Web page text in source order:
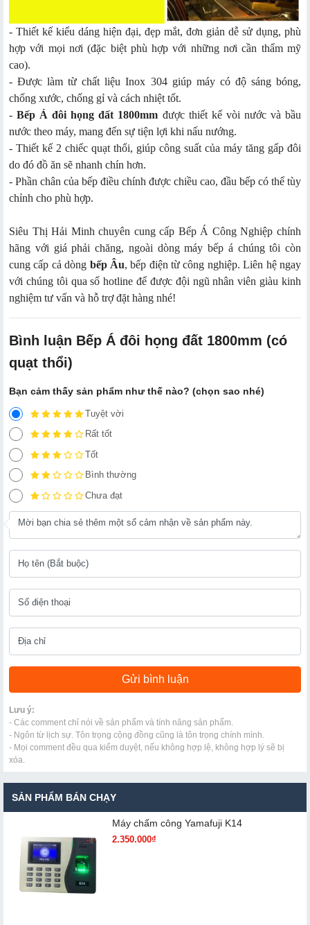
- Thiết kế kiểu dáng hiện đại, đẹp mắt, đơn giản dễ sử dụng, phù
hợp với mọi nơi (đặc biệt phù hợp với những nơi cần thẩm mỹ
cao).
- Được làm từ chất liệu Inox 304 giúp máy có độ sáng bóng,
chống xước, chống gỉ và cách nhiệt tốt.
-Bếp Á đôi họng đất 1800mm được thiết kế vòi nước và bầu
nước theo máy, mang đến sự tiện lợi khi nấu nướng.
- Thiết kế 2 chiếc quạt thổi, giúp công suất của máy tăng gấp đôi
do đó đồ ăn sẽ nhanh chín hơn.
- Phần chân của bếp điều chính được chiều cao, đầu bếp có thể tùy
chỉnh cho phù hợp.
Siêu Thị Hải Minh chuyên cung cấp Bếp Á Công Nghiệp chính
hãng với giá phải chăng, ngoài dòng máy bếp á chúng tôi còn
cung cấp cả dòng bếp Âu, bếp điện từ công nghiệp. Liên hệ ngay
với chúng tôi qua số hotline để được đội ngũ nhân viên giàu kinh
nghiệm tư vấn và hỗ trợ đặt hàng nhé!
Bình luận Bếp Á đôi họng đất 1800mm (có
quạt thổi)
Bạn cảm thấy sản phẩm như thế nào? (chọn sao nhé)
Tuyệt vời
Rất tốt
Tốt
Bình thường
Chưa đạt
Lưu ý:
- Các comment chỉ nói về sản phẩm và tính năng sản phẩm.
- Ngôn từ lịch sự. Tôn trọng cộng đồng cũng là tôn trọng chính mình.
- Mọi comment đều qua kiểm duyệt, nếu không hợp lệ, không hợp lý sẽ bị
xóa.
SẢN PHẨM BÁN CHẠY
Máy chấm cô​ng Yamafuji K14
2.350.000₫